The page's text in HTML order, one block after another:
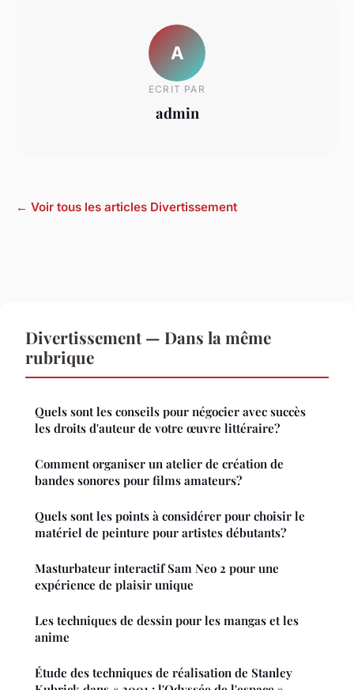
A
ECRIT PAR
admin
← Voir tous les articles Divertissement
Divertissement — Dans la même
rubrique
Quels sont les conseils pour négocier avec succès
les droits d'auteur de votre œuvre littéraire?
Comment organiser un atelier de création de
bandes sonores pour films amateurs?
Quels sont les points à considérer pour choisir le
matériel de peinture pour artistes débutants?
Masturbateur interactif Sam Neo 2 pour une
expérience de plaisir unique
Les techniques de dessin pour les mangas et les
anime
Étude des techniques de réalisation de Stanley